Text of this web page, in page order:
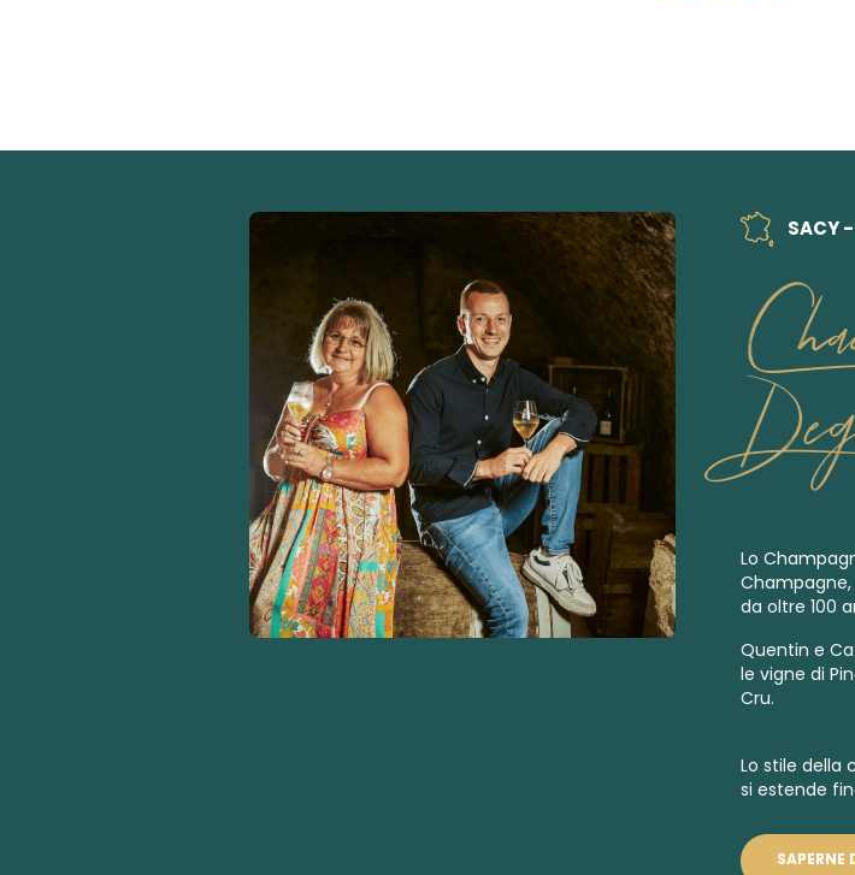
SACY
Lo
da oltre 100
Quentin e
le vigne di
Cru.
Lo stile della
si estende
SAPERNE